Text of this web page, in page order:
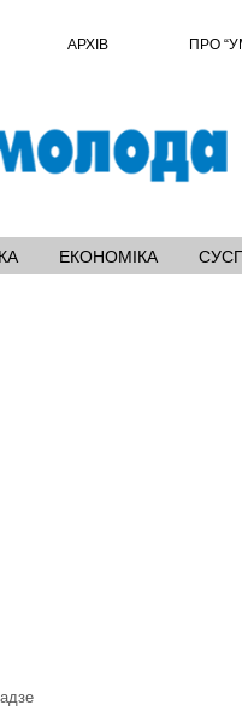
АРХІВ ПРО
ЕКОНОМІКА